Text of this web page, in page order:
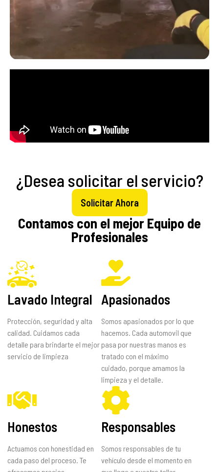
¿Desea solicitar el servicio?
Solicitar Ahora
Contamos con el mejor Equipo de
Profesionales
Lavado Integral
Protección, seguridad y alta
calidad. Cuidamos cada
detalle para brindarte el mejor
servicio de limpieza
Apasionados
Somos apasionados por lo que
hacemos. Cada automovil que
pasa por nuestras manos es
tratado con el máximo
cuidado, porque amamos la
limpieza y el detalle.
Honestos
Actuamos con honestidad en
cada paso del proceso. Te
Responsables
Somos responsables de tu
vehículo desde el momento en